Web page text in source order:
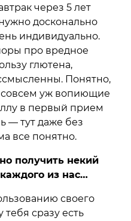
через 5 лет
досконально
индивидуально.
про вредное
глютена,
Понятно,
уж вопиющие
в первый прием
— тут даже без
все понятно.
получить некий
из нас…
своего
сразу есть